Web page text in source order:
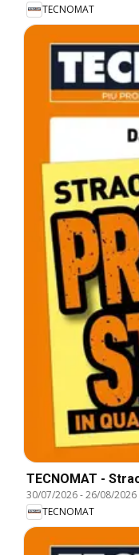
TECNOMAT
TECNOMAT -
30/07/2026-26/08/2026
TECNOMAT